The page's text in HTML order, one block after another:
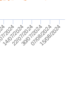
2024
14/07/2024
22/07/2024
30/07/2024
07/08/2024
15/08/2024